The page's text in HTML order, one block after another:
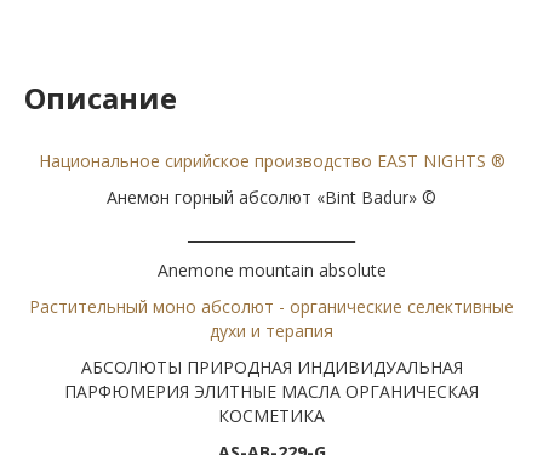
Описание
Национальное сирийское производство EAST NIGHTS ®
Анемон горный абсолют «Bint Badur» ©
Anemone mountain absolute
Растительный моно абсолют - органические селективные
духи и терапия
АБСОЛЮТЫ ПРИРОДНАЯ ИНДИВИДУАЛЬНАЯ
ПАРФЮМЕРИЯ ЭЛИТНЫЕ МАСЛА ОРГАНИЧЕСКАЯ
КОСМЕТИКА